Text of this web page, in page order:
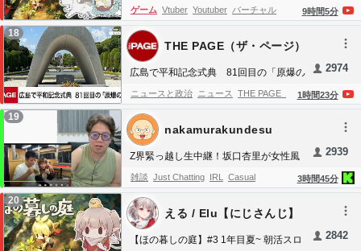
し不穏なスローライフ！？王覇山、入村
😨。（ 暮らし、ときどき、―― ）【 に
じさんじ┊︎葉山舞鈴┊︎※ネタバレ注意 】
9時間5分
ゲーム Vtuber Youtuber バーチャル
Youtuber
性 女性実況 葉山 舞鈴 葉山舞鈴 にじさん
じ VtuberEN NijisanjiEN Nijisanji game ス
イカ 大人気 新作ゲーム アクション オープ
ンワールド 死にゲー steam 王覇山 パリィ
新作 PS5 圧倒的に好評 bloodborne
ELDENRING 黒神話 最新作 ハクスラ
Metacritic fromsoftware NIGHTREIGN 耐
久 クリア PlayStation5 PS5Pro スレスパ
ACECOMBAT8
18
広島で平和記念式典 81回目の「原爆の
日」（2026年8月6日）
THE PAGE（ザ・ページ）
1時間23分
2974
ニュースと政治 ニュース THE PAGE（ザ・
ページ）
ヤフー Yahoo!
19
Z界緊っ越し生中継！坂口杏里が女性風
俗で２０万！？とが殴り合いの死闘！
nakamurakundesu
3時間45分
2939
雑談 Just Chatting IRL Casual
20
【ほの暮しの庭】#3 1年目夏~ 朝活スロ
える / Elu【にじさんじ】
2842